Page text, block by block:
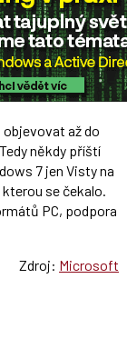
objevovat až do
někdy příští
7 jen Visty na
se čekalo.
PC, podpora
Zdroj: Microsoft